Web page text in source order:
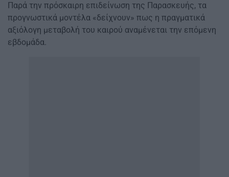
Παρά την πρόσκαιρη επιδείνωση της Παρασκευής, τα
προγνωστικά μοντέλα «δείχνουν» πως η πραγματικά
αξιόλογη μεταβολή του καιρού αναμένεται την επόμενη
εβδομάδα.